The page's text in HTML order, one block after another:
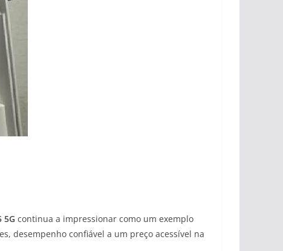
5G continua a impressionar como um exemplo
desempenho confiável a um preço acessível na